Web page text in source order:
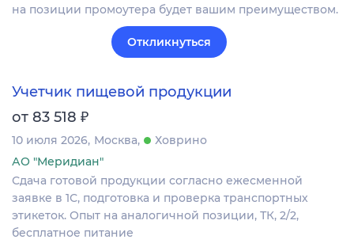
на позиции промоутера будет вашим преимуществом.
Откликнуться
Учетчик пищевой продукции
от 83 518 ₽
10 июля 2026 Москва
Ховрино
АО "Меридиан"
Сдача готовой продукции согласно ежесменной
заявке в 1С, подготовка и проверка транспортных
этикеток. Опыт на аналогичной позиции, ТК, 2/2,
бесплатное питание